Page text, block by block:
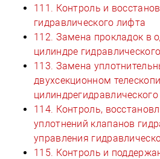
111. Контроль и
гидравлического лифта
112. Замена прокладок в
цилиндре
113. Замена
двухсекционном
114. Контроль,
уплотнений клапанов
управления
115. Контроль и